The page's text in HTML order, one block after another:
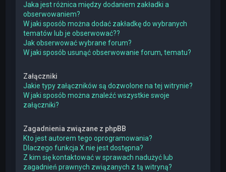
Jaka jest różnica między dodaniem zakładki a
obserwowaniem?
W jaki sposób można dodać zakładkę do wybranych
tematów lub je obserwować??
Jak obserwować wybrane forum?
W jaki sposób usunąć obserwowanie forum, tematu?
Załączniki
Jakie typy załączników są dozwolone na tej witrynie?
W jaki sposób można znaleźć wszystkie swoje
załączniki?
Zagadnienia związane z phpBB
Kto jest autorem tego oprogramowania?
Dlaczego funkcja X nie jest dostępna?
Z kim się kontaktować w sprawach nadużyć lub
zagadnień prawnych związanych z tą witryną?